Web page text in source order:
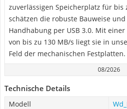
zuverlässigen Speicherplatz für bis
schätzen die robuste Bauweise
Handhabung per USB 3.0. Mit
von bis zu 130 MB/s liegt sie in
Feld der mechanischen Festplatten.
08/2026
Technische Details
Modell